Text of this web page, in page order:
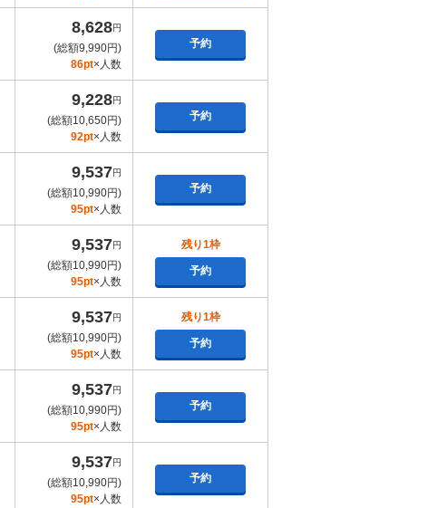
8,628円
(総額9,990円)
86pt×人数
予約
9,228円
(総額10,650円)
92pt×人数
予約
9,537円
(総額10,990円)
95pt×人数
予約
9,537円
(総額10,990円)
95pt×人数
残り1枠
予約
9,537円
(総額10,990円)
95pt×人数
残り1枠
予約
9,537円
(総額10,990円)
95pt×人数
予約
9,537円
(総額10,990円)
95pt×人数
予約